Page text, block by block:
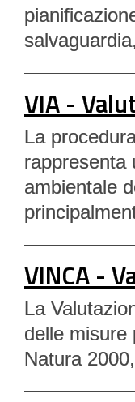
VIA -
La
rappresenta
ambientale
VINCA -
La
delle misure
Natura